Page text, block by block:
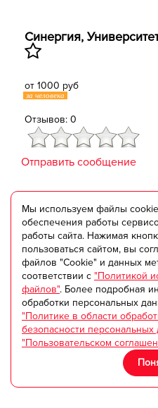
Синергия,
от 1000 руб
за человека
Отзывов: 0
Отправить сообщение
Мы используем файлы
обеспечения работы
работы сайта. Нажимая
пользоваться сайтом, вы
файлов "Cookie" и данных
соответствии с "Политикой
файлов". Более подробная
обработки персональных
"Политике в области
безопасности персональных
"Пользовательском